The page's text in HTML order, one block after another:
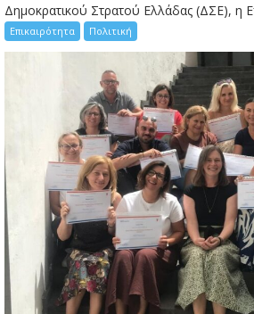
Δημοκρατικού Στρατού Ελλάδας (ΔΣΕ), η
Επικαιρότητα Πολιτική